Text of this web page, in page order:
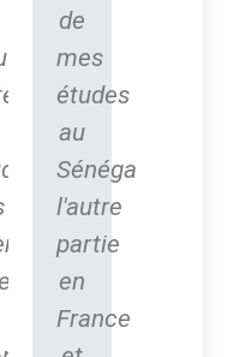
de
mes
études
au
Sénégal,
l'autre
partie
en
France